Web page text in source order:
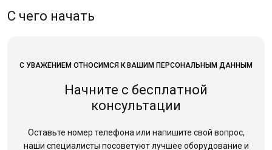
С чего начать
С УВАЖЕНИЕМ ОТНОСИМСЯ К ВАШИМ ПЕРСОНАЛЬНЫМ ДАННЫМ
Начните с бесплатной
консультации
Оставьте номер телефона или напишите свой вопрос,
наши специалисты посоветуют лучшее оборудование и